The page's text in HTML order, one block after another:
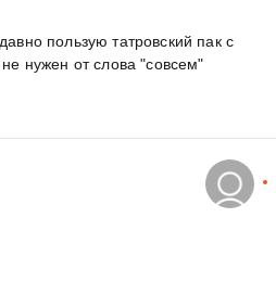
пользую татровский пак с
нужен от слова "совсем"